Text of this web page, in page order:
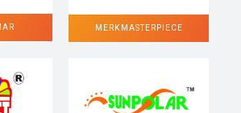
MERK MASTERPIECE